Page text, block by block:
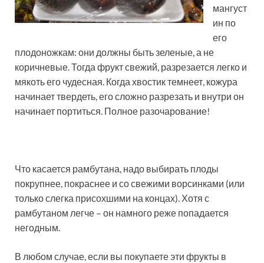
мангуст
ин по
его
плодоножкам: они должны быть зеленые, а не
коричневые. Тогда фрукт свежий, разрезается легко и
мякоть его чудесная. Когда хвостик темнеет, кожура
начинает твердеть, его сложно разрезать и внутри он
начинает портиться. Полное разочарование!
Что касается рамбутана, надо выбирать плоды
покрупнее, покраснее и со свежими ворсинками (или
только слегка присохшими на концах). Хотя с
рамбутаном легче – он намного реже попадается
негодным.
В любом случае, если вы покупаете эти фрукты в